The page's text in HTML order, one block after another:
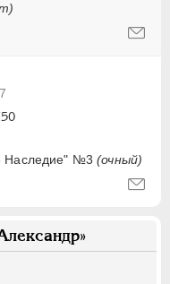
Наследие" №3(очный)